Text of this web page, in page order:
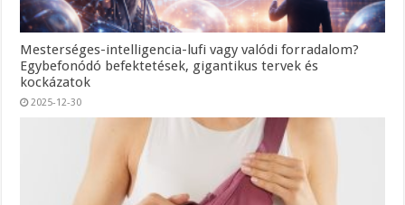
Mesterséges-intelligencia-lufi vagy valódi forradalom?
Egybefonódó befektetések, gigantikus tervek és
kockázatok
2025-12-30